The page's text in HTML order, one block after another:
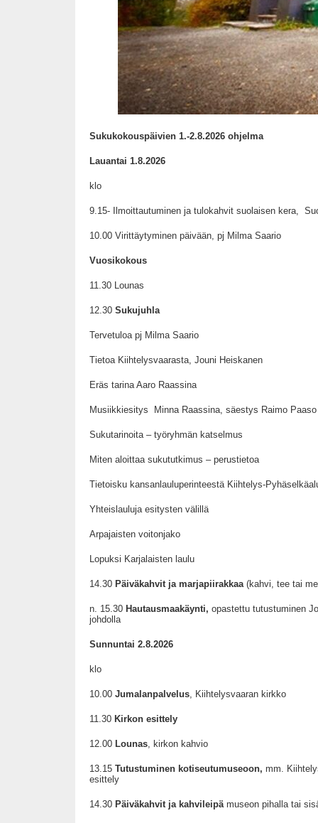
Sukukokouspäivien 1.-2.8.2026 ohjelma
Lauantai 1.8.2026
klo
9.15- Ilmoittautuminen ja tulokahvit suolaisen kera,
10.00 Virittäytyminen päivään, pj Milma Saario
Vuosikokous
11.30 Lounas
12.30 Sukujuhla
Tervetuloa pj Milma Saario
Tietoa Kiihtelysvaarasta, Jouni Heiskanen
Eräs tarina Aaro Raassina
Musiikkiesitys Minna Raassina, säestys Raimo
Sukutarinoita – työryhmän katselmus
Miten aloittaa sukututkimus – perustietoa
Tietoisku kansanlauluperinteestä Kiihtelys-
Yhteislauluja esitysten välillä
Arpajaisten voitonjako
Lopuksi Karjalaisten laulu
14.30 Päiväkahvit ja marjapiirakkaa (kahvi, tee tai
n. 15.30 Hautausmaakäynti, opastettu tutustuminen
johdolla
Sunnuntai 2.8.2026
klo
10.00 Jumalanpalvelus, Kiihtelysvaaran kirkko
11.30 Kirkon esittely
12.00 Lounas, kirkon kahvio
13.15 Tutustuminen kotiseutumuseoon, mm.
esittely
14.30 Päiväkahvit ja kahvileipä museon pihalla tai